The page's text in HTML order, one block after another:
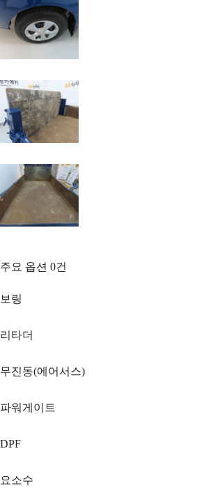
주요 옵션 0건
보링
리타더
무진동(에어서스)
파워게이트
DPF
요소수